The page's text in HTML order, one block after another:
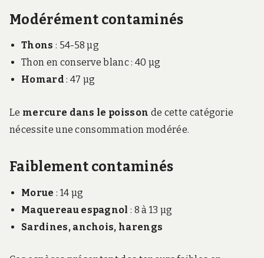
Modérément contaminés
Thons : 54-58 µg
Thon en conserve blanc : 40 µg
Homard : 47 µg
Le mercure dans le poisson de cette catégorie
nécessite une consommation modérée.
Faiblement contaminés
Morue : 14 µg
Maquereau espagnol : 8 à 13 µg
Sardines, anchois, harengs